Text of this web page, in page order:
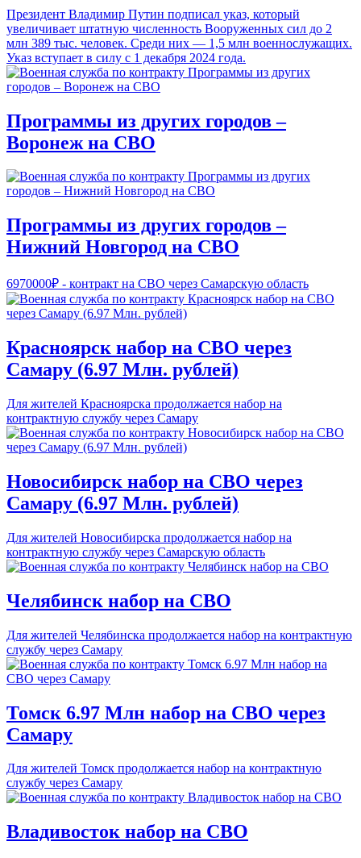
Президент Владимир Путин подписал указ, который
увеличивает штатную численность Вооруженных сил до 2
млн 389 тыс. человек. Среди них — 1,5 млн военнослужащих.
Указ вступает в силу с 1 декабря 2024 года.
Программы из других городов –
Воронеж на СВО
Программы из других городов –
Нижний Новгород на СВО
6970000₽ - контракт на СВО через Самарскую область
Красноярск набор на СВО через
Самару (6.97 Млн. рублей)
Для жителей Красноярска продолжается набор на
контрактную службу через Самару
Новосибирск набор на СВО через
Самару (6.97 Млн. рублей)
Для жителей Новосибирска продолжается набор на
контрактную службу через Самарскую область
Челябинск набор на СВО
Для жителей Челябинска продолжается набор на контрактную
службу через Самару
Томск 6.97 Млн набор на СВО через
Самару
Для жителей Томск продолжается набор на контрактную
службу через Самару
Владивосток набор на СВО